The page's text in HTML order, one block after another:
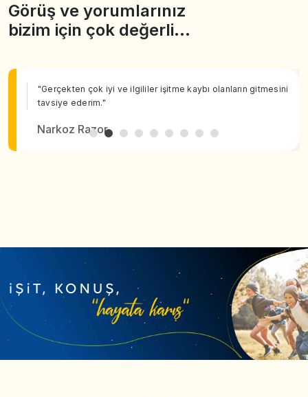
Görüş ve yorumlarınız
bizim için çok değerli…
"Gerçekten çok iyi ve ilgililer işitme kaybı olanların gitmesini
tavsiye ederim."
Narkoz Razor